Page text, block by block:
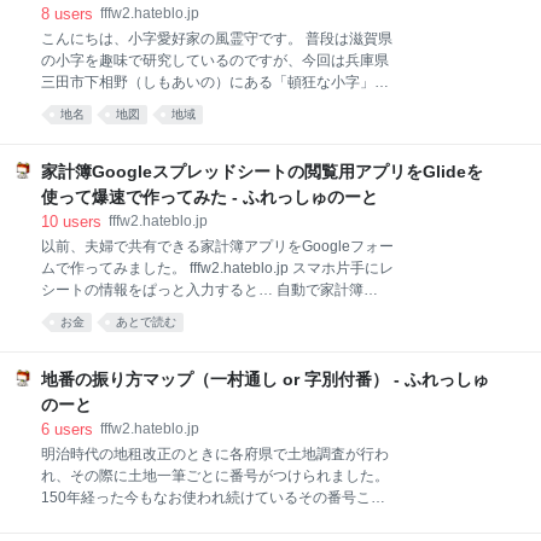
#ニャンニャンニャンの日 pic.twitter.com/ZZojXZYQTg
— 株式会社ゼンリン (@ZENRIN_official) February 21,
2022 一体なぜ東北地方と愛知県にだけ猫地名が集中
していて、他のほとんどの地域には猫の子一匹いない
とか、猫神信仰があるとか、そんなことは全く関係あ
方なら、す
8 users fffw2.hateblo.jp
こんにちは、小字愛好家の風霊守です。 普段は滋賀県
の小字を趣味で研究しているのですが、今回は兵庫県
三田市下相野（しもあいの）にある「頓狂な小字」を
紹介します。 小字って何だっけ？ 小字（こあざ）とは
誤解を恐れずに言うと「細かすぎて普通の地図には載
捉えており、先人の生活や古代の地形に思いを馳せる
ことができるのですが、訳あって地図に載らず一般の
人々の目に触れないがために、その存在すら忘れ去ら
をお読みください。 fffw2.hateblo.jp 兵庫県三田市下相
野の頓狂な小字 柳田國男の『地名の研究』で兵庫県に
「頓狂な小字」があると知って以来、ず〜っと気にな
っていたのですが、『角川日本地名大辞典 (28) 兵庫
地名 地図 地域
家計簿Googleスプレッドシートの閲覧用アプリをGlideを
使って爆速で作ってみた - ふれっしゅのーと
10 users fffw2.hateblo.jp
以前、夫婦で共有できる家計簿アプリをGoogleフォー
ムで作ってみました。 fffw2.hateblo.jp スマホ片手にレ
シートの情報をぱっと入力すると… 自動で家計簿
Googleスプレッドシートが作成されるという代物で
す。 Googleフォームの基本機能＋α で簡単に作れるの
た」という声もいただきました。ありがとうございま
す。 一覧画面小さすぎ問題 しばらく使っていると問題
点が浮上しました。 「あれ？このレシートって入力し
け？」といったときに家計簿をスマホで見たくなり、
Googleスプレッドシートアプリを開くのですが… ポ
チッ… めちゃめちゃ小さくて見づらい！！！ 未だに4
お金 あとで読む
地番の振り方マップ（一村通し or 字別付番） - ふれっしゅ
のーと
6 users fffw2.hateblo.jp
明治時代の地租改正のときに各府県で土地調査が行わ
れ、その際に土地一筆ごとに番号がつけられました。
150年経った今もなお使われ続けているその番号こそ